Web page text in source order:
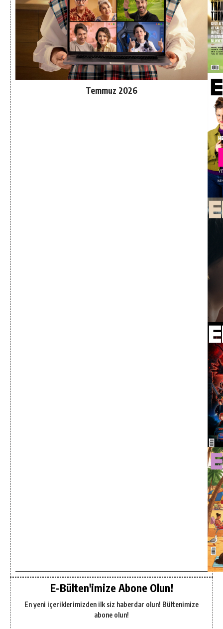
Temmuz 2026
E-Bülten'imize Abone Olun!
En yeni içeriklerimizden ilk siz haberdar olun! Bültenimize
abone olun!